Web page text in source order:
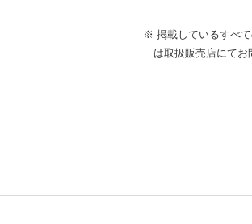
※ 掲載しているすべ
は取扱販売店にてお